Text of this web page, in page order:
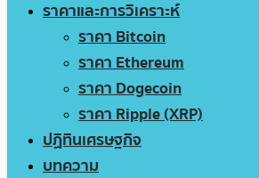
ราคาและการวิเคราะห์
ราคา Bitcoin
ราคา Ethereum
ราคา Dogecoin
ราคา Ripple (XRP)
ปฏิทินเศรษฐกิจ
บทความ